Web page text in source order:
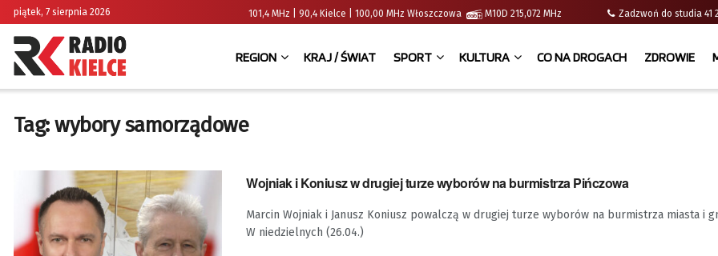
piątek, 7 sierpnia 2026 101,4 MHz | 90,4 Kielce | 100,00 MHz Włoszczowa M10D 215,072 MHz Zadzwoń do studia
REGION KRAJ / ŚWIAT SPORT KULTURA CO NA DROGACH ZDROWIE
Tag:wybory samorządowe
Wojniak i Koniusz w drugiej turze wyborów na burmistrza Pińczowa
Marcin Wojniak i Janusz Koniusz powalczą w drugiej turze wyborów na burmistrza miasta i
W niedzielnych (26.04.)